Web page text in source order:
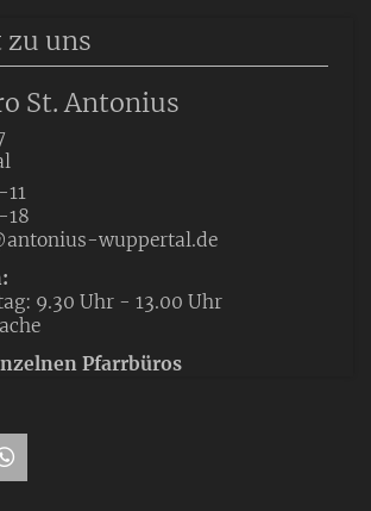
uns
St. Antonius
18
wuppertal.de
9.30 Uhr - 13.00 Uhr
Pfarrbüros